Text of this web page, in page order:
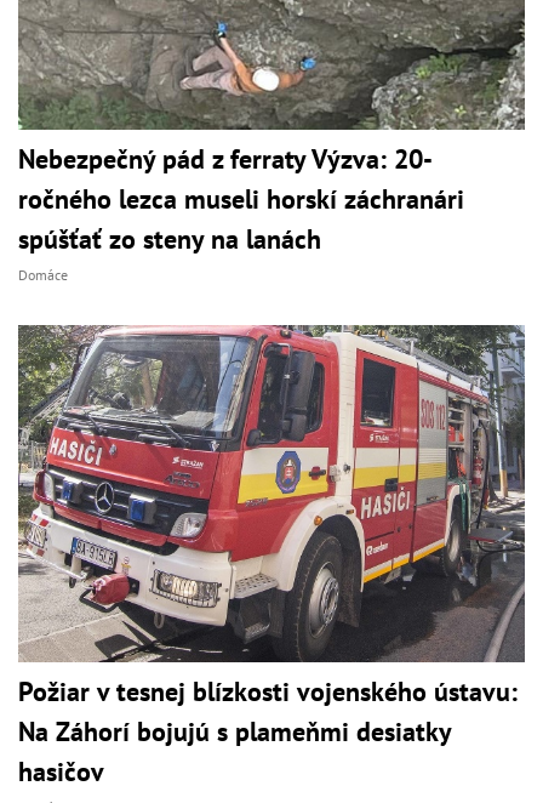
Nebezpečný pád z ferraty Výzva: 20-
ročného lezca museli horskí záchranári
spúšťať zo steny na lanách
Domáce
Požiar v tesnej blízkosti vojenského ústavu:
Na Záhorí bojujú s plameňmi desiatky
hasičov